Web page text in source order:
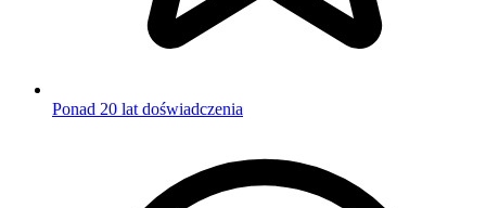
Ponad 20 lat doświadczenia